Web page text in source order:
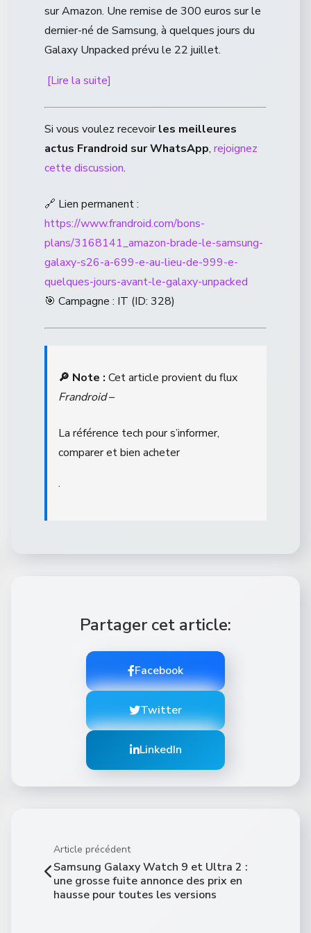
sur Amazon. Une remise de 300 euros sur le
dernier-né de Samsung, à quelques jours du
Galaxy Unpacked prévu le 22 juillet.
[Lire la suite]
Si vous voulez recevoirles meilleures
actus Frandroid sur WhatsApp, rejoignez
cette discussion.
🔗 Lien permanent :
https://www.frandroid.com/bons-
plans/3168141_amazon-brade-le-samsung-
galaxy-s26-a-699-e-au-lieu-de-999-e-
quelques-jours-avant-le-galaxy-unpacked
🎯 Campagne : IT (ID: 328)
🔎 Note : Cet article provient du flux
Frandroid–
La référence tech pour s’informer,
comparer et bien acheter
.
Partager cet article:
Facebook
Twitter
LinkedIn
Article précédent
Samsung Galaxy Watch 9 et Ultra 2 :
une grosse fuite annonce des prix en
hausse pour toutes les versions